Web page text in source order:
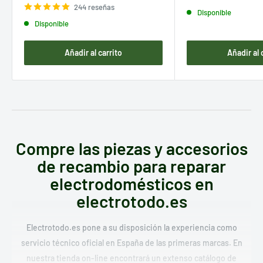
venta
244 reseñas
Disponible
Añadir al carrito
Disponible
Añadir al
Compre las piezas y accesorios
de recambio para reparar
electrodomésticos en
electrotodo.es
Electrotodo.es pone a su disposición la experiencia como
servicio técnico oficial en España de las primeras marcas. En
nuestra tienda on-line encontrará un extenso catálogo de